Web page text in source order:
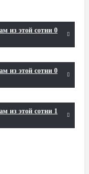
из этой сотни 0
из этой сотни 0
из этой сотни 1